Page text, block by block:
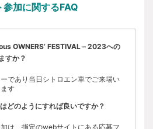
参加に関するFAQ
OWNERS’ FESTIVAL – 2023への
すか？
であり当日シトロエン車でご来場い
す
どのようにすれば良いですか？
は、指定のwebサイトにある応募フ